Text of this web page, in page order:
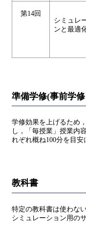
第14回
シミュレ
ンと最適
準備学修(事前学
学修効果を上げるため
し，「毎授業」授業内
れぞれ概ね100分を目安
教科書
特定の教科書は使わな
シミュレーション用の